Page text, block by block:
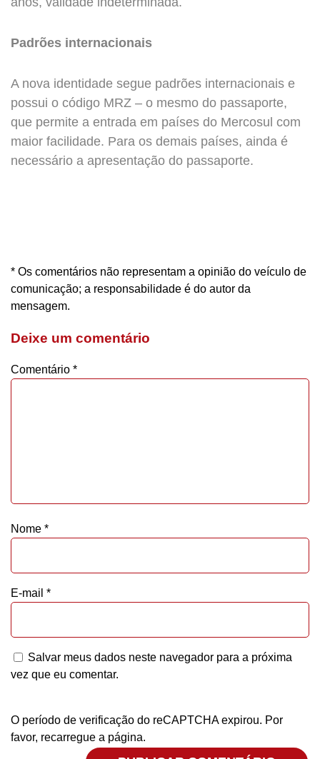
Padrões internacionais
A nova identidade segue padrões internacionais e
possui o código MRZ – o mesmo do passaporte,
que permite a entrada em países do Mercosul com
maior facilidade. Para os demais países, ainda é
necessário a apresentação do passaporte.
* Os comentários não representam a opinião do veículo de
comunicação; a responsabilidade é do autor da
mensagem.
Deixe um comentário
Comentário *
Nome *
E-mail *
Salvar meus dados neste navegador para a próxima
vez que eu comentar.
O período de verificação do reCAPTCHA expirou. Por
favor, recarregue a página.